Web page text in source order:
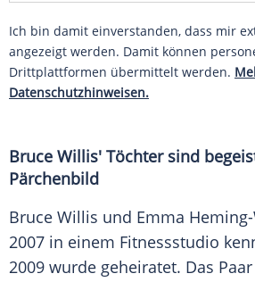
Ich bin damit einverstanden, dass mir
angezeigt werden. Damit können
Drittplattformen übermittelt werden.
Datenschutzhinweisen.
Bruce Willis' Töchter sind
Pärchenbild
Bruce Willis und Emma
2007 in einem Fitnessstudio
2009 wurde geheiratet. Das